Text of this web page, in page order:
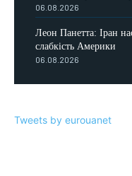
06.08.2026
Леон Панетта: Іран
слабкість Америки
06.08.2026
Tweets by eurouanet